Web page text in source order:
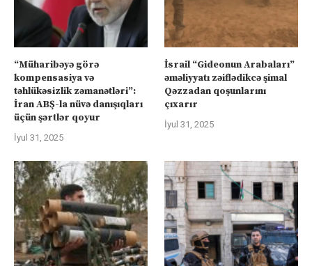
“Müharibəyə görə
kompensasiya və
təhlükəsizlik zəmanətləri”:
İran ABŞ-la nüvə danışıqları
üçün şərtlər qoyur
İyul 31, 2025
İsrail “Gideonun Arabaları”
əməliyyatı zəiflədikcə şimal
Qəzzadan qoşunlarını
çıxarır
İyul 31, 2025